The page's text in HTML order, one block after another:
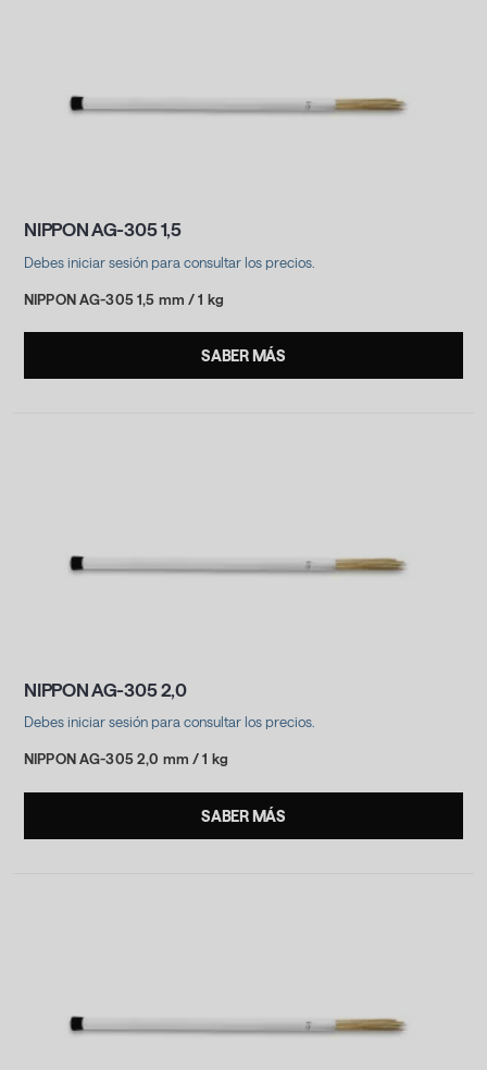
NIPPON AG-305 1,5
Debes iniciar sesión para consultar los precios.
NIPPON AG-305 1,5 mm / 1 kg
SABER MÁS
NIPPON AG-305 2,0
Debes iniciar sesión para consultar los precios.
NIPPON AG-305 2,0 mm / 1 kg
SABER MÁS